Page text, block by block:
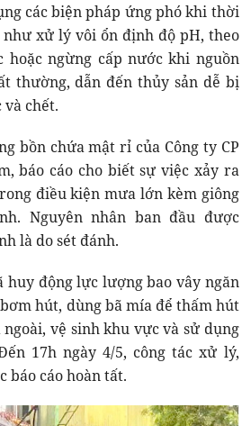
các biện pháp ứng phó khi thời
xử lý vôi ổn định độ pH, theo
hoặc ngừng cấp nước khi nguồn
thường, dẫn đến thủy sản dễ bị
chết.
bồn chứa mật rỉ của Công ty CP
báo cáo cho biết sự việc xảy ra
điều kiện mưa lớn kèm giông
Nguyên nhân ban đầu được
là do sét đánh.
huy động lực lượng bao vây ngăn
hút, dùng bã mía để thấm hút
vệ sinh khu vực và sử dụng
17h ngày 4/5, công tác xử lý,
báo cáo hoàn tất.